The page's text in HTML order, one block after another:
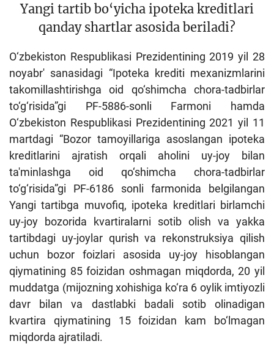
Yangi tartib bo‘yicha ipoteka kreditlari
qanday shartlar asosida beriladi?
O‘zbekiston Respublikasi Prezidentining 2019 yil 28
noyabr' sanasidagi “Ipoteka krediti mexanizmlarini
takomillashtirishga oid qo‘shimcha chora-tadbirlar
to‘g‘risida”gi PF-5886-sonli Farmoni hamda
O‘zbekiston Respublikasi Prezidentining 2021 yil 11
martdagi “Bozor tamoyillariga asoslangan ipoteka
kreditlarini ajratish orqali aholini uy-joy bilan
ta'minlashga oid qo‘shimcha chora-tadbirlar
to‘g‘risida”gi PF-6186 sonli farmonida belgilangan
Yangi tartibga muvofiq, ipoteka kreditlari birlamchi
uy-joy bozorida kvartiralarni sotib olish va yakka
tartibdagi uy-joylar qurish va rekonstruksiya qilish
uchun bozor foizlari asosida uy-joy hisoblangan
qiymatining 85 foizidan oshmagan miqdorda, 20 yil
muddatga (mijozning xohishiga ko‘ra 6 oylik imtiyozli
davr bilan va dastlabki badali sotib olinadigan
kvartira qiymatining 15 foizidan kam bo‘lmagan
miqdorda ajratiladi.